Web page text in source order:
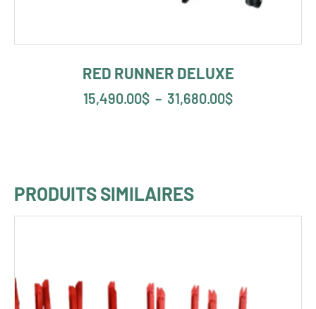
RED RUNNER DELUXE
15,490.00$ – 31,680.00$
PRODUITS SIMILAIRES